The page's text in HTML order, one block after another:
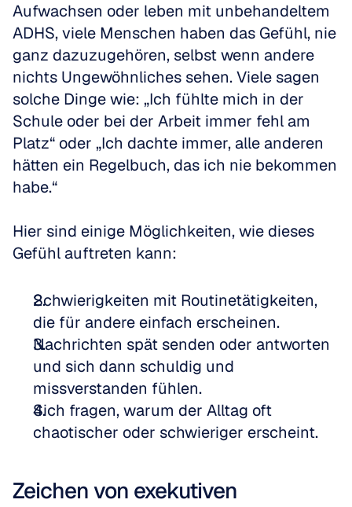
Aufwachsen oder leben mit unbehandeltem
ADHS, viele Menschen haben das Gefühl, nie
ganz dazuzugehören, selbst wenn andere
nichts Ungewöhnliches sehen. Viele sagen
solche Dinge wie: „Ich fühlte mich in der
Schule oder bei der Arbeit immer fehl am
Platz“ oder „Ich dachte immer, alle anderen
hätten ein Regelbuch, das ich nie bekommen
habe.“
Hier sind einige Möglichkeiten, wie dieses
Gefühl auftreten kann:
Schwierigkeiten mit Routinetätigkeiten,
die für andere einfach erscheinen.
Nachrichten spät senden oder antworten
und sich dann schuldig und
missverstanden fühlen.
Sich fragen, warum der Alltag oft
chaotischer oder schwieriger erscheint.
Zeichen von exekutiven